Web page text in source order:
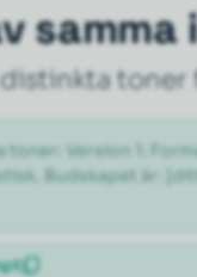
samma
distinkta
toner: Version 1:
Budskapet är: